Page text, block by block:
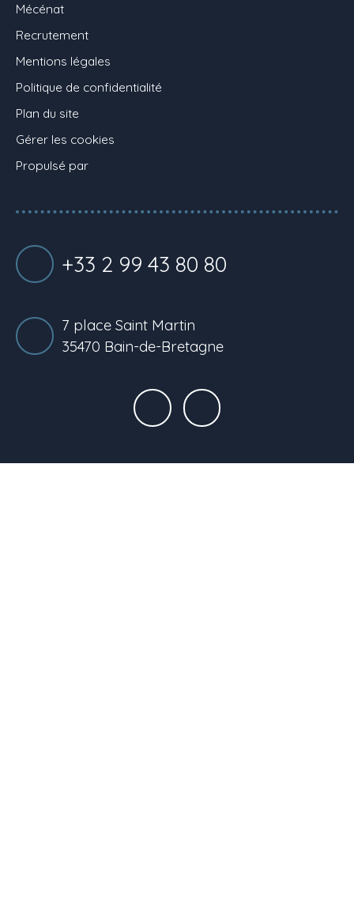
Mécénat
Recrutement
Mentions légales
Politique de confidentialité
Plan du site
Gérer les cookies
Propulsé par
+33 2 99 43 80 80
7 place Saint Martin
35470 Bain-de-Bretagne